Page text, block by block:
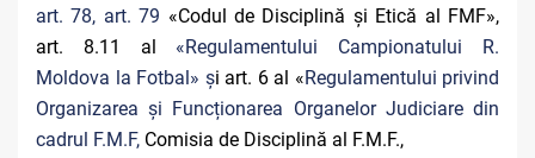
art. 78, art. 79 «Codul de Disciplină și Etică al FMF»,
art. 8.11 al «Regulamentului Campionatului R.
Moldova la Fotbal» și art. 6 al «Regulamentului privind
Organizarea și Funcționarea Organelor Judiciare din
cadrul F.M.F, Comisia de Disciplină al F.M.F.,